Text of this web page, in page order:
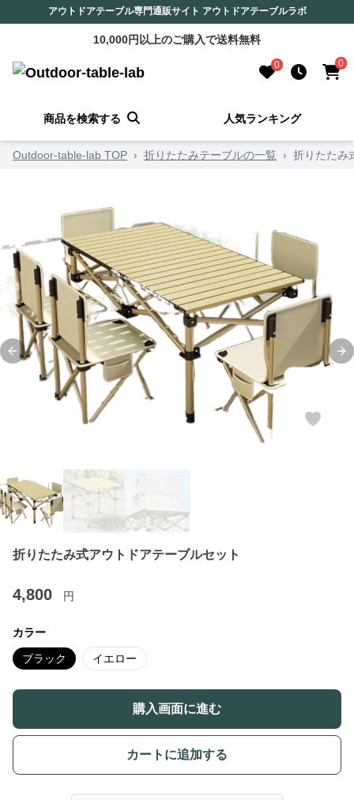
アウトドアテーブル専門通販サイト アウトドアテーブルラボ
10,000円以上のご購入で送料無料
0 0
商品を検索する 人気ランキング
Outdoor-table-lab TOP › 折りたたみテーブルの一覧 › 折りたたみ
Previous slide
折りたたみ式アウトドアテーブルセット
4,800 円
カラー
ブラック イエロー
購入画面に進む
カートに追加する